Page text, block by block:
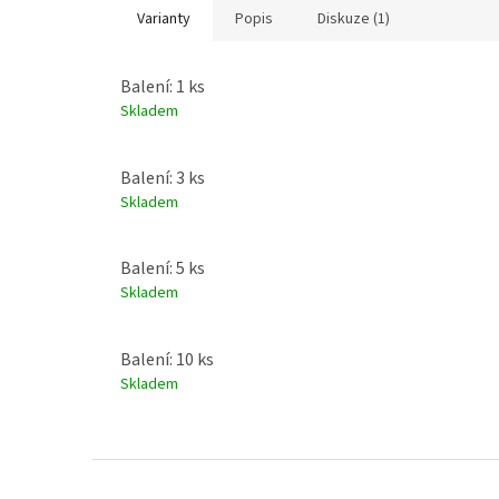
Varianty Popis Diskuze (1)
Balení: 1 ks
Skladem
Balení: 3 ks
Skladem
Balení: 5 ks
Skladem
Balení: 10 ks
Skladem